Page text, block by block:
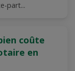
part...
coûte
en